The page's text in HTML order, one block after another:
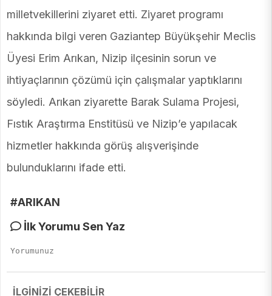
milletvekillerini ziyaret etti. Ziyaret programı
hakkında bilgi veren Gaziantep Büyükşehir Meclis
Üyesi Erim Arıkan, Nizip ilçesinin sorun ve
ihtiyaçlarının çözümü için çalışmalar yaptıklarını
söyledi. Arıkan ziyarette Barak Sulama Projesi,
Fıstık Araştırma Enstitüsü ve Nizip’e yapılacak
hizmetler hakkında görüş alışverişinde
bulunduklarını ifade etti.
#ARIKAN
İlk Yorumu Sen Yaz
İLGİNİZİ ÇEKEBİLİR